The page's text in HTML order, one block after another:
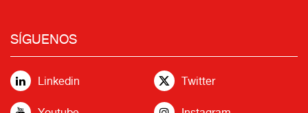
SÍGUENOS
Linkedin Twitter